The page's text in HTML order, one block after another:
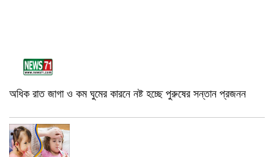
অধিক রাত জাগা ও কম ঘুমের কারনে নষ্ট হচ্ছে পুরুষের সন্তান প্রজনন